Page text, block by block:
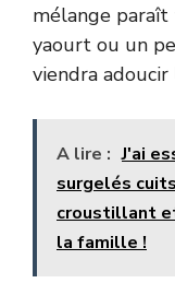
mélange
yaourt ou un
viendra
A lire : J'ai
surgelés
croustillant
la famille !